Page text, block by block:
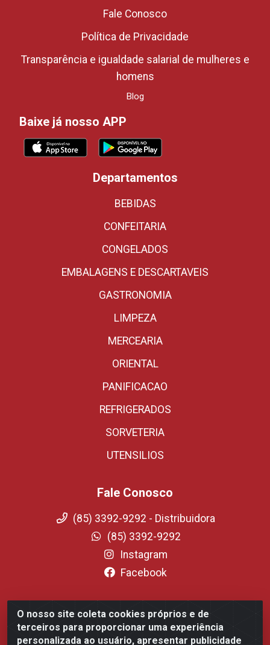
O nosso site coleta cookies próprios e de
terceiros para proporcionar uma experiência
personalizada ao usuário, apresentar publicidade
Fale Conosco
Política de Privacidade
Transparência e igualdade salarial de mulheres e
homens
Blog
Baixe já nosso APP
Departamentos
BEBIDAS
CONFEITARIA
CONGELADOS
EMBALAGENS E DESCARTAVEIS
GASTRONOMIA
LIMPEZA
MERCEARIA
ORIENTAL
PANIFICACAO
REFRIGERADOS
SORVETERIA
UTENSILIOS
Fale Conosco
(85) 3392-9292 - Distribuidora
(85) 3392-9292
Instagram
Facebook
Fortali Distribuidora de Alimentos LTDA - Avenida
Tomaz Coelho, 1268 - Messejana, Fortaleza/CE - CEP